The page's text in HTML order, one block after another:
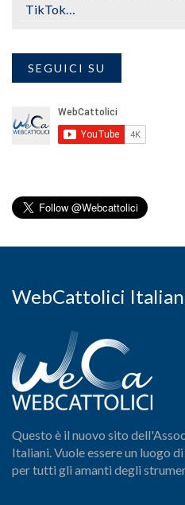
TikTok…
SEGUICI SU
WebCattolici
Questo è il nuovo sito
Italiani. Vuole essere un luogo
per tutti gli amanti degli